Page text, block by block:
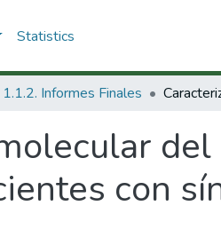
Statistics
1.1.2. Informes Finales
con